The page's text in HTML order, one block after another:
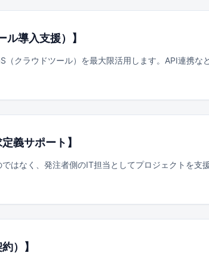
導入支援） 】
（クラウドツール）を最大限活用します。API連携
義サポート 】
はなく、発注者側のIT担当としてプロジェクトを
） 】